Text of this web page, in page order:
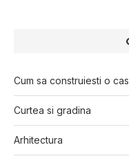
Cum sa construiesti o
Curtea si gradina
Arhitectura